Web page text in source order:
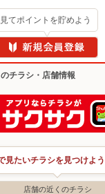
てポイントを貯めよう
チラシ・店舗情報
見たいチラシを見つけよう
店舗の近くのチラシ